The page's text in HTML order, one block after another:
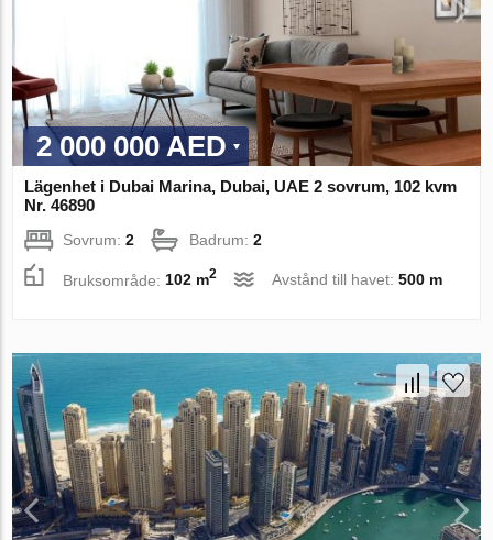
2 000 000 AED
Lägenhet i Dubai Marina, Dubai, UAE 2 sovrum, 102 kvm
Nr. 46890
Sovrum:2 Badrum:2
Bruksområde:102 m2 Avstånd till havet:500 m